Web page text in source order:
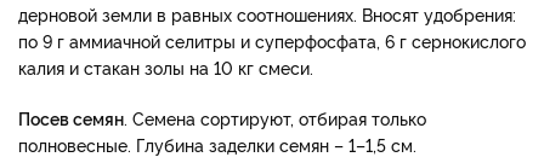
дерновой земли в равных соотношениях. Вносят удобрения:
по 9 г аммиачной селитры и суперфосфата, 6 г сернокислого
калия и стакан золы на 10 кг смеси.
Посев семян . Семена сортируют, отбирая только
полновесные. Глубина заделки семян – 1–1,5 см.